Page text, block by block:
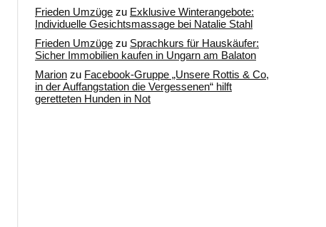
Frieden Umzüge zu Exklusive Winterangebote:
Individuelle Gesichtsmassage bei Natalie Stahl
Frieden Umzüge zu Sprachkurs für Hauskäufer:
Sicher Immobilien kaufen in Ungarn am Balaton
Marion zu Facebook-Gruppe „Unsere Rottis & Co,
in der Auffangstation die Vergessenen“ hilft
geretteten Hunden in Not